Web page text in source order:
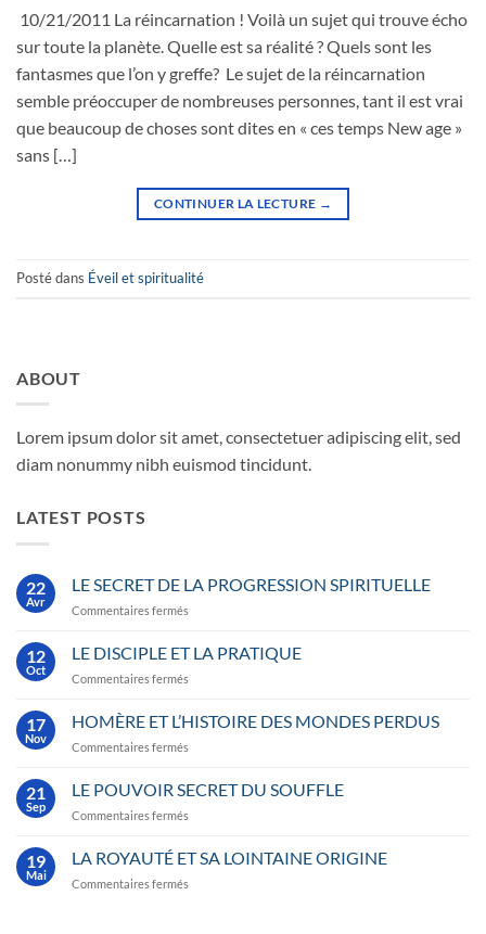
10/21/2011 La réincarnation ! Voilà un sujet qui trouve écho
sur toute la planète. Quelle est sa réalité ? Quels sont les
fantasmes que l’on y greffe? Le sujet de la réincarnation
semble préoccuper de nombreuses personnes, tant il est vrai
que beaucoup de choses sont dites en « ces temps New age »
sans […]
CONTINUER LA LECTURE →
Posté dans Éveil et spiritualité
ABOUT
Lorem ipsum dolor sit amet, consectetuer adipiscing elit, sed
diam nonummy nibh euismod tincidunt.
LATEST POSTS
22
Avr
LE SECRET DE LA PROGRESSION SPIRITUELLE
Commentaires fermés
SECRET
DE
LA
SPIRITUELLE
12
Oct
LE DISCIPLE ET LA PRATIQUE
Commentaires fermés
DISCIPLE
ET
LA
17
Nov
HOMÈRE ET L’HISTOIRE DES MONDES PERDUS
Commentaires fermés
ET
L’HISTOIRE
DES
PERDUS
21
Sep
LE POUVOIR SECRET DU SOUFFLE
Commentaires fermés
POUVOIR
SECRET
DU
19
Mai
LA ROYAUTÉ ET SA LOINTAINE ORIGINE
Commentaires fermés